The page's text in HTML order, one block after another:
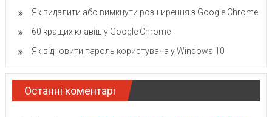
Як видалити або вимкнути розширення з Google Chrome
60 кращих клавіш у Google Chrome
Як відновити пароль користувача у Windows 10
Останні коментарі